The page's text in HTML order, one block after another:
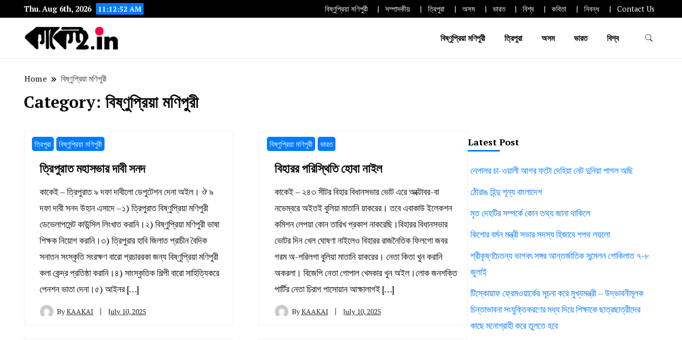
Thu. Aug 6th, 2026 11:12:52 AM বিষ্ণুপ্রিয়া মণিপুরী সম্পাদকীয় ত্রিপুরা অসম ভারত বিশ্ব কবিতা নিবন্ধ Contact Us
বিষ্ণুপ্রিয়া মণিপুরী ত্রিপুরা অসম ভারত বিশ্ব
Home বিষ্ণুপ্রিয়া মণিপুরী
Category: বিষ্ণুপ্রিয়া মণিপুরী
ত্রিপুরা বিষ্ণুপ্রিয়া মণিপুরী
ত্রিপুরাত মহাসভার দাবী সনদ
কাকেই – ত্রিপুরাত ৯ দফা দাবীলো ডেপুটেশন দেনা অইল। ঔ ৯
দফা দাবী সনদ উহান এসাদে –১) ত্রিপুরাত বিষ্ণুপ্রিয়া মণিপুরী
ডেভেলাপমেন্ট কাউন্সিল লিংখাত করানি।২) বিষ্ণুপ্রিয়া মণিপুরী ভাষা
শিক্ষক নিয়োগ করানি।৩) ত্রিপুরার হাবি জিলাত প্রাচীন বৈদিক
সনাতন সংস্কৃতি সংরক্ষণ বারো প্রচাররকা জন্য বিষ্ণুপ্রিয়া মণিপুরী
কলা কেন্দ্র প্রতিষ্ঠা করানি।৪) সাংস্কৃতিক শিল্পী বারো সাহিত্যিকরে
পেনশন ভাতা দেনা।৫) আইনর […]
ByKAAKAI July 10, 2025
বিষ্ণুপ্রিয়া মণিপুরী ভারত
বিহারর পরিস্থিতি হোবা নাইল
কাকেই – ২৪৩ সীটর বিহার বিধানসভার ভোট এরে অক্টোবর-বা
নভেম্বরে অইতই বুলিয়া মাতানি য়াকরের। তবে এবাকাউ ইলেকশন
কমিশন লেপয়া কোন তারিখ প্রকাশ নাকরেছি।বিহারর বিধানসভার
ভোটর দিন খেল ঘোষণা নাইলেও বিহারর রাজনৈতিক ফিলগো জবর
গরম অ-পরিলগা বুলিয়া মাতানি য়াকরের। নেতা কিতা খুন করানি
অকরলা। বিজেপি নেতা গোপাল খেমকার খুন অইল।লোক জনশক্তি
পার্টির নেতা চিরাগ পাসোয়ান আক্ষালাগই […]
ByKAAKAI July 10, 2025
Latest Post
নেপালর চা-ওয়ালী আগর ফটো দেহিয়া নেট দুনিয়া পাগল অছি
ঠৌরাঙ হিন্দু শূন্য বাংলাদেশ
মৃত দেহটির সম্পর্কে কোন তথ্য জানা থাকিলে
কিশোর বর্মন মন্ত্রী সভার সদস্য হিজাবে শপথ লয়লো
শ্রীকৃষ্ণচৈতন্য ভাগবৎ সঙ্গর আন্তর্জাতিক সন্মেলন গোকিলাত ৭-৮
জুলাই
টিস্কোয়াফ ফ্রেমওয়ার্কের সূচনা করে মুখ্যমন্ত্রী – উদ্ভাবনীমূলক
চিন্তাভাবনা সংযুক্তিকরণের মধ্য দিয়ে শিক্ষাকে ছাত্রছাত্রীদের
কাছে মনোগ্রাহী করে তুলতে হবে